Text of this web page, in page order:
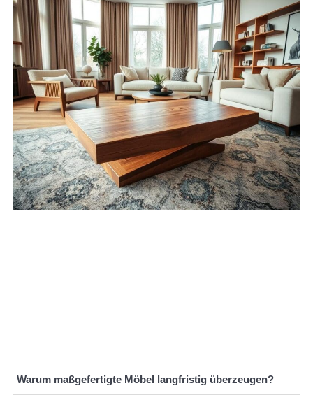
Warum maßgefertigte Möbel langfristig überzeugen?